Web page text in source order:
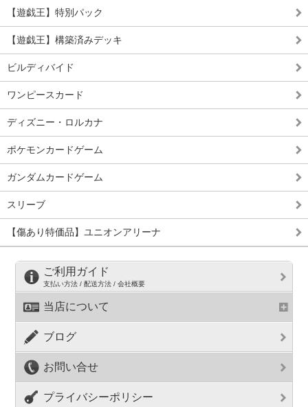
【遊戯王】特別パック
【遊戯王】構築済みデッキ
ビルディバイド
ワンピースカード
ディズニー・ロルカナ
ポケモンカードゲーム
ガンダムカードゲーム
スリーブ
【傷あり特価品】ユニオンアリーナ
ご利用ガイド
支払い方法 / 配送方法 / 会社概要
当店について
ブログ
お問い合せ
プライバシーポリシー